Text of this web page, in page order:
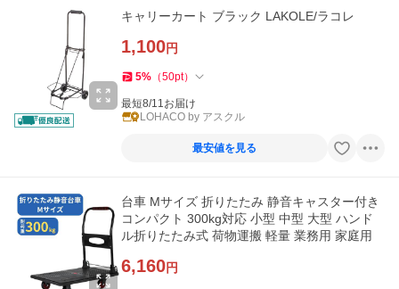
キャリーカート ブラック LAKOLE/ラコレ
1,100円
5% （50pt）
最短8/11お届け
LOHACO by アスクル
最安値を見る
台車 Mサイズ 折りたたみ 静音キャスター付き
コンパクト 300kg対応 小型 中型 大型 ハンド
ル折りたたみ式 荷物運搬 軽量 業務用 家庭用
6,160円